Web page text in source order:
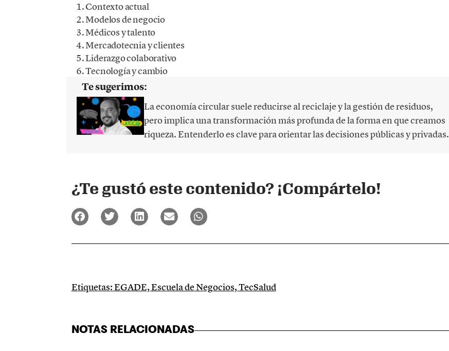
Contexto actual
Modelos de negocio
Médicos y talento
Mercadotecnia y clientes
Liderazgo colaborativo
Tecnología y cambio
Te sugerimos:
La economía circular suele reducirse al reciclaje y la gestión de residuos,
pero implica una transformación más profunda de la forma en que creamos
riqueza. Entenderlo es clave para orientar las decisiones públicas y privadas.
¿Te gustó este contenido? ¡Compártelo!
Etiquetas:EGADE,Escuela de Negocios,TecSalud
NOTAS RELACIONADAS